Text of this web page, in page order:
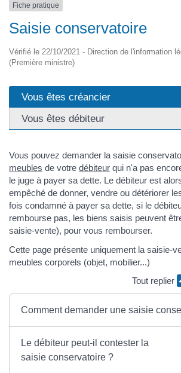
Fiche pratique
Saisie conservatoire
Vérifié le 22/10/2021 - Direction de l'information
(Première ministre)
Vous êtes créancier
Vous êtes débiteur
Vous pouvez demander la saisie
meubles de votre débiteur qui n'a pas
le juge à payer sa dette. Le débiteur est
empêché de donner, vendre ou détériorer
fois condamné à payer sa dette, si le
rembourse pas, les biens saisis peuvent
saisie-vente), pour vous rembourser.
Cette page présente uniquement la saisie-
meubles corporels (objet, mobilier...)
Tout replier
Comment demander une saisie
Le débiteur peut-il contester la
saisie conservatoire ?